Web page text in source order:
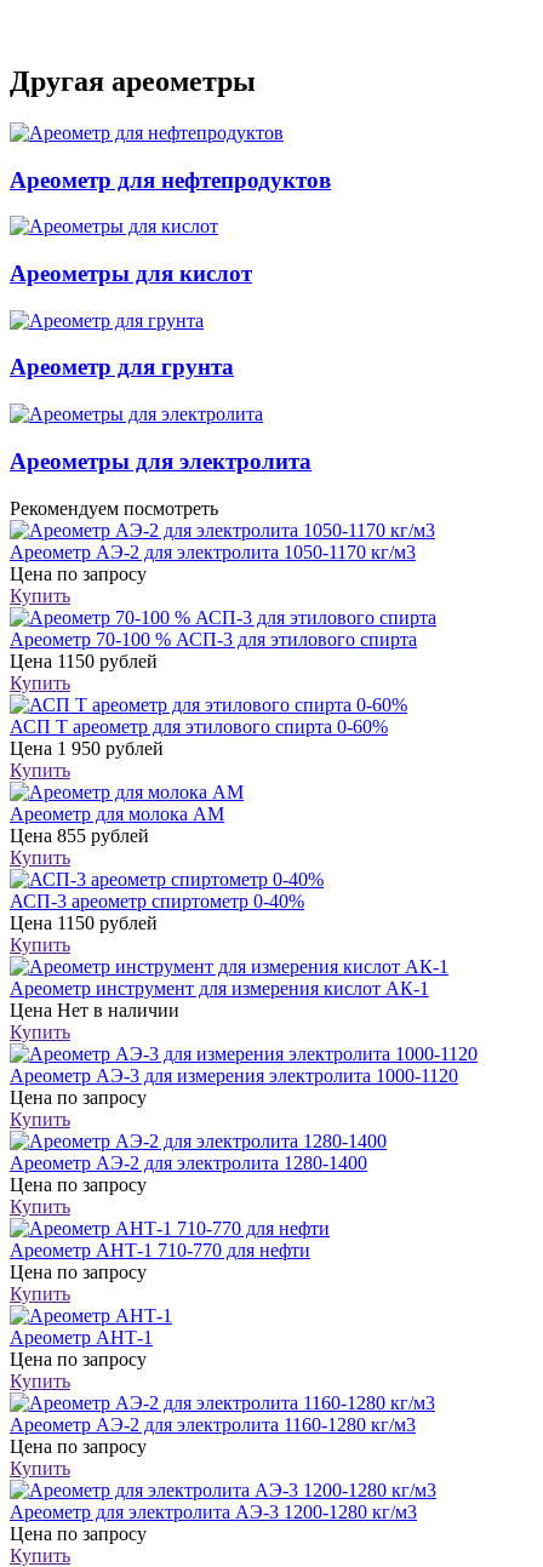
Другая ареометры
Ареометр для нефтепродуктов
Ареометры для кислот
Ареометр для грунта
Ареометры для электролита
Рекомендуем посмотреть
Ареометр АЭ-2 для электролита 1050-1170 кг/м3
Цена по запросу
Купить
Ареометр 70-100 % АСП-3 для этилового спирта
Цена 1150 рублей
Купить
АСП Т ареометр для этилового спирта 0-60%
Цена 1 950 рублей
Купить
Ареометр для молока АМ
Цена 855 рублей
Купить
АСП-3 ареометр спиртометр 0-40%
Цена 1150 рублей
Купить
Ареометр инструмент для измерения кислот АК-1
Цена Нет в наличии
Купить
Ареометр АЭ-3 для измерения электролита 1000-1120
Цена по запросу
Купить
Ареометр АЭ-2 для электролита 1280-1400
Цена по запросу
Купить
Ареометр АНТ-1 710-770 для нефти
Цена по запросу
Купить
Ареометр АНТ-1
Цена по запросу
Купить
Ареометр АЭ-2 для электролита 1160-1280 кг/м3
Цена по запросу
Купить
Ареометр для электролита АЭ-3 1200-1280 кг/м3
Цена по запросу
Купить